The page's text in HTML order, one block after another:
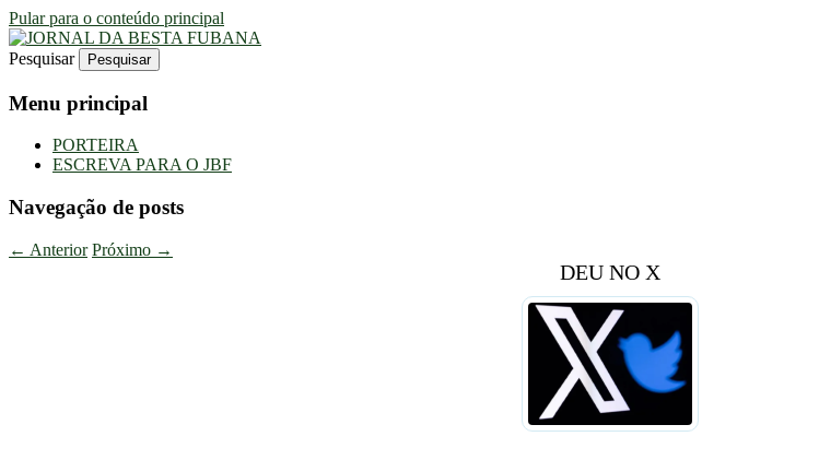
Pular para o conteúdo principal
JORNAL DA BESTA FUBANA
Uma Gazeta Escrota
Pesquisar
Menu principal
PORTEIRA
ESCREVA PARA O JBF
Navegação de posts
← Anterior Próximo →
DEU NO X